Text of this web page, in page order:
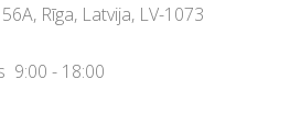
Rīga, Latvija, LV-1073
9:00 - 18:00